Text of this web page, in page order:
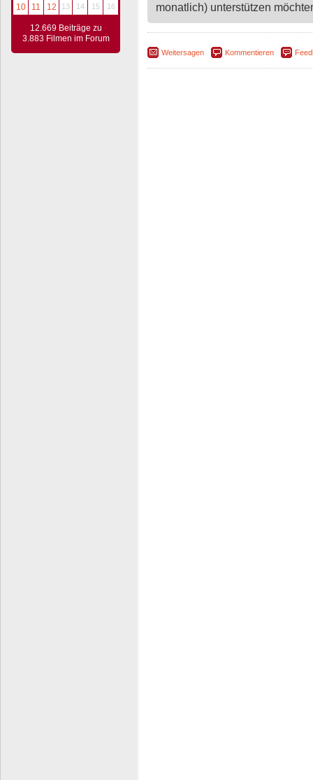
10
11 12 13 14 15 16
12.669 Beiträge zu
3.883 Filmen im Forum
monatlich) unterstützen
Weitersagen Kommentieren